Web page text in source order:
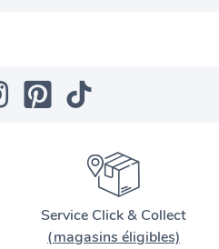
Service Click & Collect
(magasins éligibles)